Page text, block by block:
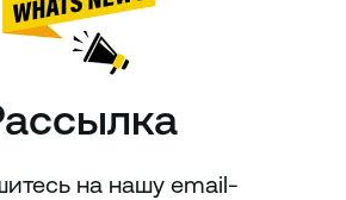
на нашу email-